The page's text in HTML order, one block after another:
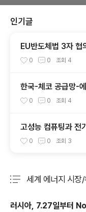
인기글
EU반도체법 3자
지 않을 전망
0 0 조회 4
한국-체코 공급망-
0 0 조회 4
고성능 컴퓨팅과 전
0 0 조회 3
세계 에너지 시장
러시아, 7.27일부터